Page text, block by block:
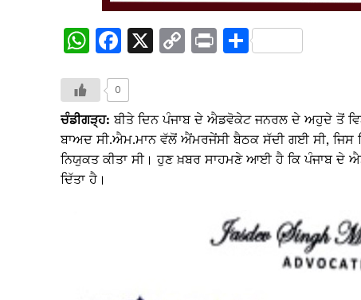
W
at
s
A
p
p
F
e
b
o
X
C
y
Li
n
Pr S
e
0
ਚੰਡੀਗੜ੍ਹ: ਬੀਤੇ ਦਿਨ ਪੰਜਾਬ ਦੇ ਐਡਵੋਕੇਟ ਜਨਰਲ ਦੇ ਅਹੁਦੇ ਤੋਂ
ਬਾਅਦ ਸੀ.ਐਮ.ਮਾਨ ਵੱਲੋਂ ਐਂਮਰਜੇਂਸੀ ਬੈਠਕ ਸੱਦੀ ਗਈ ਸੀ, ਜਿਸ
ਨਿਯੁਕਤ ਕੀਤਾ ਸੀ। ਹੁਣ ਖ਼ਬਰ ਸਾਹਮਣੇ ਆਈ ਹੈ ਕਿ ਪੰਜਾਬ ਦੇ
ਦਿੱਤਾ ਹੈ।